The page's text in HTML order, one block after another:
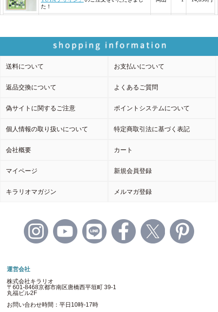
送料について お支払いについて
返品交換について よくあるご質問
偽サイトに関するご注意 ポイントシステムについて
個人情報の取り扱いについて 特定商取引法に基づく表記
会社概要 カート
マイページ 新規会員登録
キラリオマガジン メルマガ登録
運営会社
株式会社キラリオ
〒601-8468京都市南区唐橋西平垣町 39-1
丸福ビル2F
お問い合わせ時間：平日10時-17時